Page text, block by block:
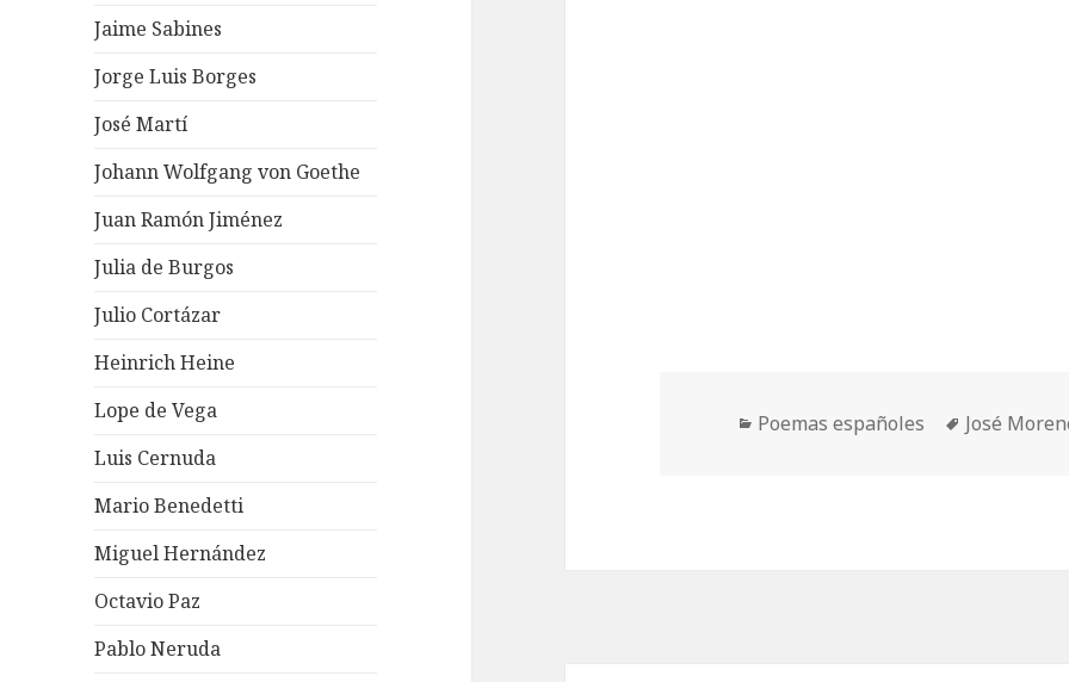
Jaime Sabines
Jorge Luis Borges
José Martí
Johann Wolfgang von Goethe
Juan Ramón Jiménez
Julia de Burgos
Julio Cortázar
Heinrich Heine
Lope de Vega
Luis Cernuda
Mario Benedetti
Miguel Hernández
Octavio Paz
Pablo Neruda
Categorías
Poemas españoles Etiquetas
José